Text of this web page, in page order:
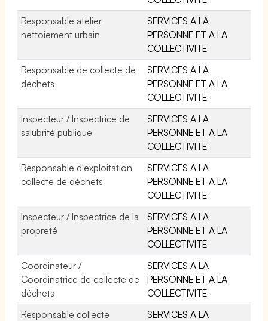
Responsable atelier
nettoiement urbain
SERVICES A LA
PERSONNE ET A LA
COLLECTIVITE
Responsable de collecte de
déchets
SERVICES A LA
PERSONNE ET A LA
COLLECTIVITE
Inspecteur / Inspectrice de
salubrité publique
SERVICES A LA
PERSONNE ET A LA
COLLECTIVITE
Responsable d'exploitation
collecte de déchets
SERVICES A LA
PERSONNE ET A LA
COLLECTIVITE
Inspecteur / Inspectrice de la
propreté
SERVICES A LA
PERSONNE ET A LA
COLLECTIVITE
Coordinateur /
Coordinatrice de collecte de
déchets
SERVICES A LA
PERSONNE ET A LA
COLLECTIVITE
Responsable collecte
SERVICES A LA